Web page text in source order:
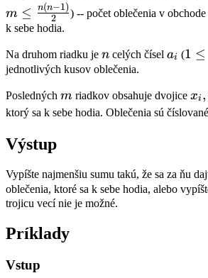
m ≤ 2
n(n−1) ) -- počet oblečenia v
k sebe hodia.
Na druhom riadku je n
n celých čísel a_i
ai (1
\leq
1 ≤
jednotlivých kusov oblečenia.
Posledných m
m riadkov obsahuje dvojice
y_i
xi ,
ktorý sa k sebe hodia. Oblečenia sú
Výstup
Vypíšte najmenšiu sumu takú, že sa za ňu
oblečenia, ktoré sa k sebe hodia, alebo
trojicu vecí nie je možné.
Príklady
Vstup